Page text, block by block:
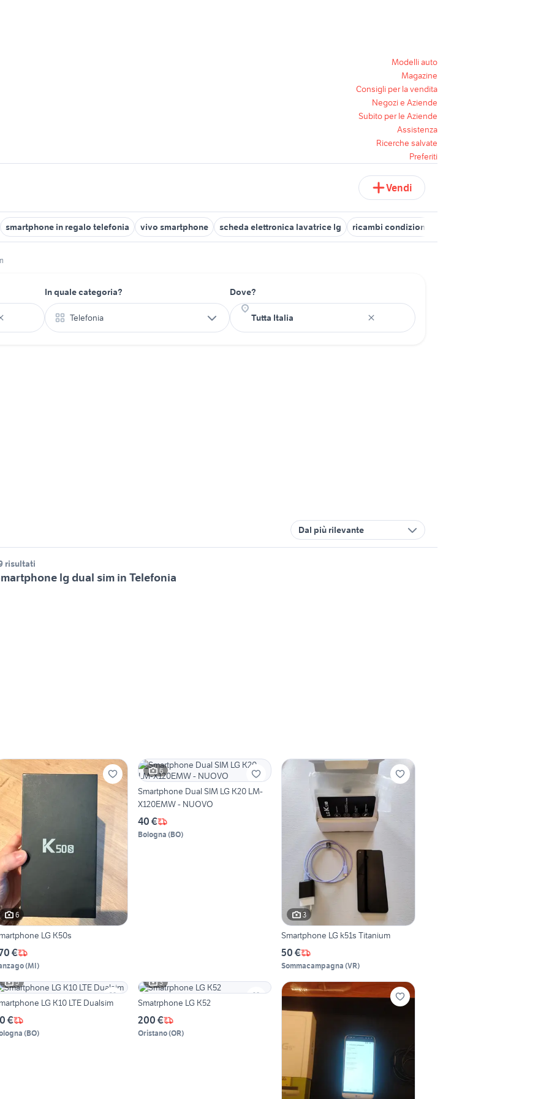
Modelli auto
Magazine
Consigli per la vendita
Negozi e Aziende
Subito per le Aziende
Assistenza
Ricerche salvate
Preferiti
Vendi
smartphone in regalo telefonia vivo smartphone scheda elettronica lavatrice lg ricambi condizionatori lg
In quale categoria?
Telefonia
Dove?
Dal più rilevante
risultati
lg dual sim in Telefonia
6
LG K50s
€
(MI)
6
Smartphone Dual SIM LG K20 LM-
X120EMW - NUOVO
40 €
Bologna (BO)
3
Smartphone LG k51s Titanium
50 €
Sommacampagna (VR)
5
LG K10 LTE Dualsim
€
(BO)
3
Smatrphone LG K52
200 €
Oristano(OR)